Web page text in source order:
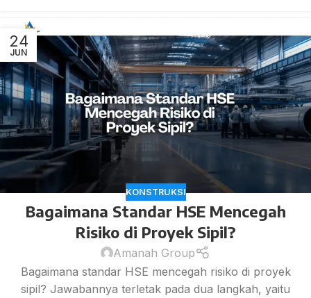
24
JUN
KONSTRUKSI
Bagaimana Standar HSE Mencegah
Risiko di Proyek Sipil?
Amanah Group
Bagaimana standar HSE mencegah risiko di proyek
sipil? Jawabannya terletak pada dua langkah, yaitu